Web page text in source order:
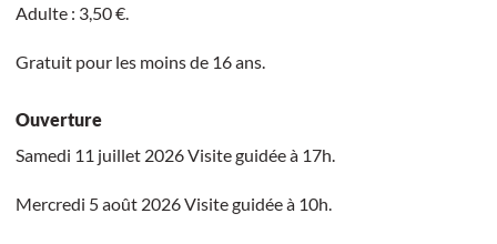
Adulte : 3,50 €.
Gratuit pour les moins de 16 ans.
Ouverture
Samedi 11 juillet 2026 Visite guidée à 17h.
Mercredi 5 août 2026 Visite guidée à 10h.